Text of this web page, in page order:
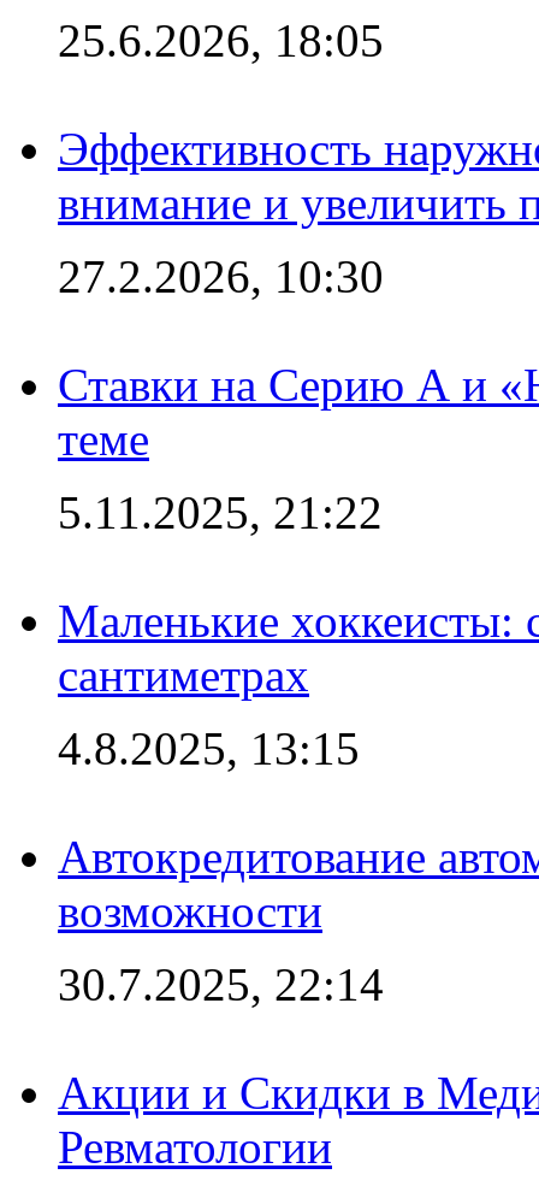
25.6.2026, 18:05
Эффективность
внимание и увеличить
27.2.2026, 10:30
Ставки на Серию А и
теме
5.11.2025, 21:22
Маленькие хоккеисты:
сантиметрах
4.8.2025, 13:15
Автокредитование
возможности
30.7.2025, 22:14
Акции и Скидки в
Ревматологии